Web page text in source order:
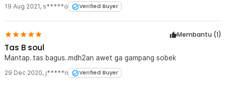
19 Aug 2021, s*****o Verified Buyer
Membantu (1)
Tas B soul
Mantap..tas bagus..mdh2an awet ga gampang sobek
29 Dec 2020, j*****n Verified Buyer